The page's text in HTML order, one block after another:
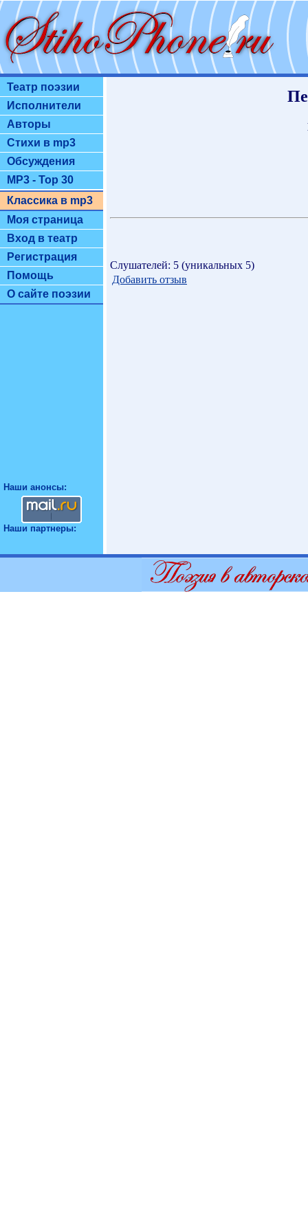
Театр поэзии
Исполнители
Авторы
Стихи в mp3
Обсуждения
MP3 - Top 30
Классика в mp3
Моя страница
Вход в театр
Регистрация
Помощь
О сайте поэзии
Наши анонсы:
Наши партнеры:
Слушателей: 5 (уникальных 5)
Добавить отзыв